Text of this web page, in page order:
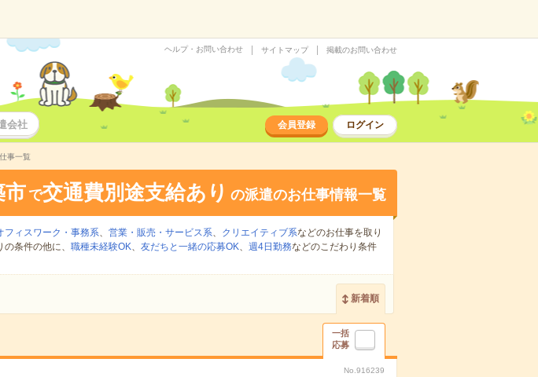
ヘルプ・お問い合わせ サイトマップ 掲載のお問い合わせ
会社 会員登録 ログイン
事一覧
市 で交通費別途支給あり の派遣のお仕事情報一覧
フィスワーク・事務系、 営業・販売・サービス系、 クリエイティブ系などのお仕事を取り
条件の他に、 職種未経験OK、 友だちと一緒の応募OK、 週4日勤務などのこだわり条件
新着順
一括
応募
No.916239